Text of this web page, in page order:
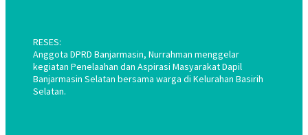
RESES:
Anggota DPRD Banjarmasin, Nurrahman menggelar
kegiatan Penelaahan dan Aspirasi Masyarakat Dapil
Banjarmasin Selatan bersama warga di Kelurahan Basirih
Selatan.